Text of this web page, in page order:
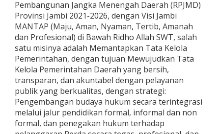
Pembangunan Jangka Menengah Daerah (RPJMD)
Provinsi Jambi 2021-2026, dengan Visi Jambi
MANTAP (Maju, Aman, Nyaman, Tertib, Amanah
dan Profesional) di Bawah Ridho Allah SWT, salah
satu misinya adalah Memantapkan Tata Kelola
Pemerintahan, dengan tujuan Mewujudkan Tata
Kelola Pemerintahan Daerah yang bersih,
transparan, dan akuntabel dengan pelayanan
publik yang berkualitas, dengan strategi:
Pengembangan budaya hukum secara terintegrasi
melalui jalur pendidikan formal, informal dan non
formal, dan penegakan hukum terhadap